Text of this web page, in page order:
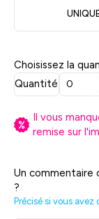
Choisissez la
Quantité
Il vous
remise sur
Un commentaire
?
Précisé si vous